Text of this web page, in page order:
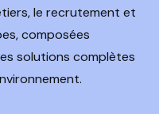
le recrutement et
composées
solutions complètes